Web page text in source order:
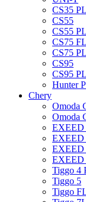
CS35
CS55
CS55
CS75 FL
CS75
CS95
CS95
Hunter
Chery
Omoda
Omoda
EXEED
Tiggo 4
Tiggo 5
Tiggo